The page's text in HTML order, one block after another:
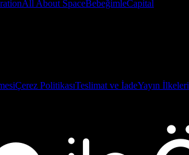
All About SpaceBebeğimleCapital
Çerez PolitikasıTeslimat ve İadeYayın İlkeleri